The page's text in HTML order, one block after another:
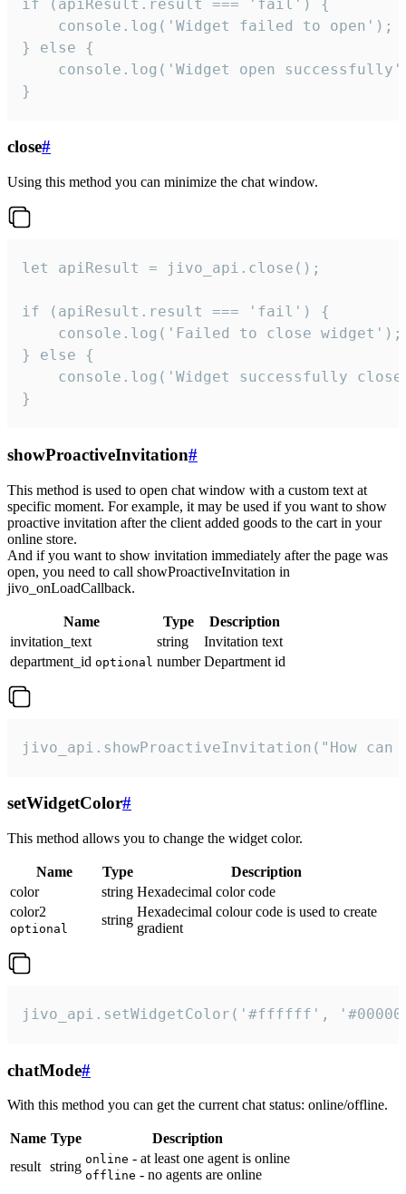
if (apiResult.result === 'fail') {
    console.log('Widget failed to open');
} else {
console.log('Widget open
}
close#
Using this method you can minimize the chat window.
let apiResult = jivo_api.close();
if (apiResult.result === 'fail') {
    console.log('Failed to close widget');
} else {
console.log('Widget successfully
}
showProactiveInvitation#
This method is used to open chat window with a custom text at
specific moment. For example, it may be used if you want to show
proactive invitation after the client added goods to the cart in your
online store.
And if you want to show invitation immediately after the page was
open, you need to call showProactiveInvitation in
jivo_onLoadCallback.
Name Type
Description
invitation_text
string
Invitation text
department_id optional number Department id
jivo_api.showProactiveInvitation("How
setWidgetColor#
This method allows you to change the widget color.
Name Type
Description
color
string Hexadecimal color code
color2
optional
string
Hexadecimal colour code is used to create
gradient
jivo_api.setWidgetColor('#ffffff',
chatMode#
With this method you can get the current chat status: online/offline.
Name Type
Description
result string online - at least one agent is online
offline - no agents are online